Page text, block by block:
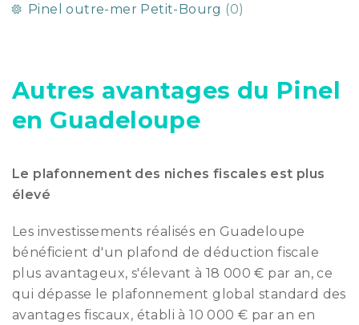
Pinel outre-mer Petit-Bourg (0)
Autres avantages du Pinel
en Guadeloupe
Le plafonnement des niches fiscales est plus
élevé
Les investissements réalisés en Guadeloupe
bénéficient d'un plafond de déduction fiscale
plus avantageux, s'élevant à 18 000 € par an, ce
qui dépasse le plafonnement global standard des
avantages fiscaux, établi à 10 000 € par an en